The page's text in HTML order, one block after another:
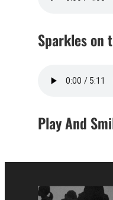
Sparkles on
Play And